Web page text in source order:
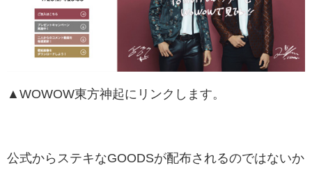
▲WOWOW東方神起にリンクします。
公式からステキなGOODSが配布されるのではないか